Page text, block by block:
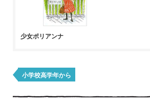
少女ポリアンナ
小学校高学年から